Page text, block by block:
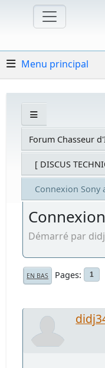
Menu principal
Forum Chasseur
[ DISCUS
Connexion Sony
Démarré par
EN BAS Pages 1